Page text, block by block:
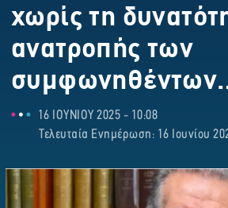
χωρίς τη
ανατροπής των
16 ΙΟΥΝΙΟΥ 2025 - 10:08
Τελευταία Ενημέρωση: 16 Ιουνίου